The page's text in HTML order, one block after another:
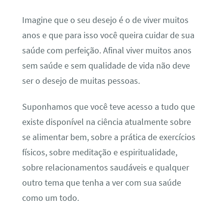
Imagine que o seu desejo é o de viver muitos
anos e que para isso você queira cuidar de sua
saúde com perfeição. Afinal viver muitos anos
sem saúde e sem qualidade de vida não deve
ser o desejo de muitas pessoas.
Suponhamos que você teve acesso a tudo que
existe disponível na ciência atualmente sobre
se alimentar bem, sobre a prática de exercícios
físicos, sobre meditação e espiritualidade,
sobre relacionamentos saudáveis e qualquer
outro tema que tenha a ver com sua saúde
como um todo.